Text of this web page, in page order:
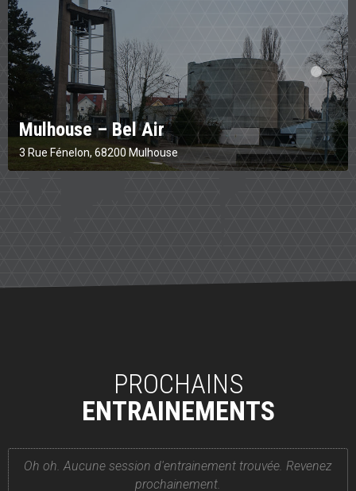
Mulhouse – Bel Air
3 Rue Fénelon, 68200 Mulhouse
PROCHAINS
ENTRAINEMENTS
Oh oh. Aucune session d'entrainement trouvée. Revenez
prochainement.